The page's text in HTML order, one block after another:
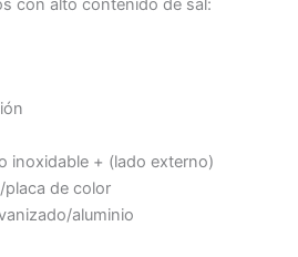
con alto contenido de sal:
inoxidable + (lado externo)
placa de color
aluminio